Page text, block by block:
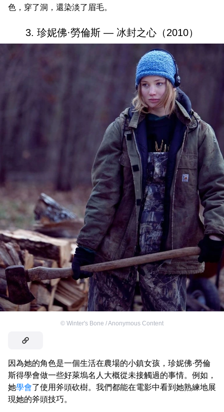
色，穿了洞，還染淡了眉毛。
3. 珍妮佛·勞倫斯 — 冰封之心（2010）
© Winter's Bone / Anonymous Content
因為她的角色是一個生活在農場的小鎮女孩，珍妮佛·勞倫
斯得學會做一些好萊塢名人大概從未接觸過的事情。例如，
她學會了使用斧頭砍樹。我們都能在電影中看到她熟練地展
現她的斧頭技巧。